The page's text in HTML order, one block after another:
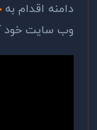
دامنه اقدام به
وب­ سایت خود